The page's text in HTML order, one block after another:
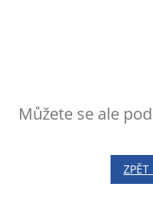
Můžete se ale